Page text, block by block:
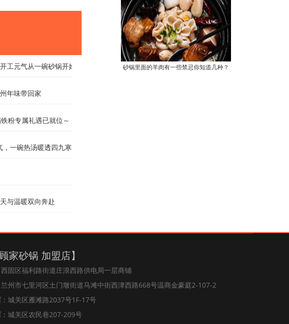
工元气从一碗砂锅开始！
年味带回家
粉专属礼遇已就位～
一碗热汤暖透四九寒天
与温暖双向奔赴
砂锅里面的羊肉有一些禁忌你知道几种？
家砂锅 加盟店】
西固区福利路街道庄浪西路供电局一层商铺
兰州市七里河区土门墩街道马滩中街西津西路668号温商金豪庭2-107-2
：城关区雁滩路2037号1F-17号
：城关区农民巷207-209号